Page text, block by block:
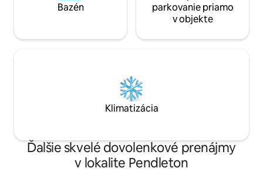
Bazén
parkovanie priamo
v objekte
Klimatizácia
Ďalšie skvelé dovolenkové prenájmy
v lokalite Pendleton